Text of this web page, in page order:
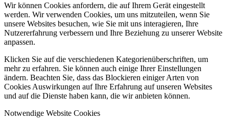
Wir können Cookies anfordern, die auf Ihrem Gerät eingestellt
werden. Wir verwenden Cookies, um uns mitzuteilen, wenn Sie
unsere Websites besuchen, wie Sie mit uns interagieren, Ihre
Nutzererfahrung verbessern und Ihre Beziehung zu unserer Website
anpassen.
Klicken Sie auf die verschiedenen Kategorienüberschriften, um
mehr zu erfahren. Sie können auch einige Ihrer Einstellungen
ändern. Beachten Sie, dass das Blockieren einiger Arten von
Cookies Auswirkungen auf Ihre Erfahrung auf unseren Websites
und auf die Dienste haben kann, die wir anbieten können.
Notwendige Website Cookies